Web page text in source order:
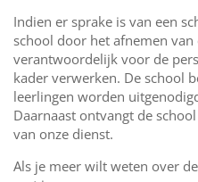
Indien er sprake is van een
school door het afnemen
verantwoordelijk voor de
kader verwerken. De school
leerlingen worden
Daarnaast ontvangt de
van onze dienst.
Als je meer wilt weten over